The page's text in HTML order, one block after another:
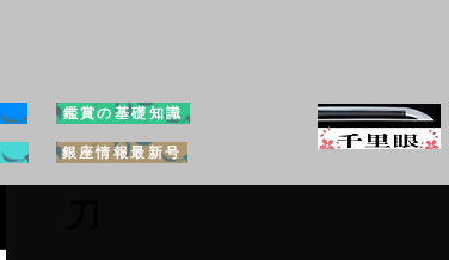
鑑賞の基礎知識
銀座情報最新号